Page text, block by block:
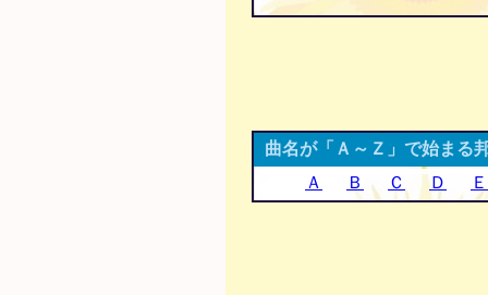
曲名が「Ａ～Ｚ」で始まる
Ａ
Ｂ Ｃ Ｄ Ｅ